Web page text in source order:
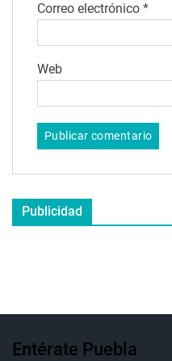
Correo electrónico *
Web
Publicidad
Entérate Puebla